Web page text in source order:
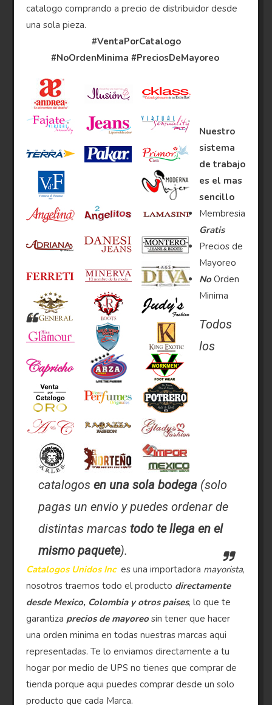
catalogo comprando a precio de distribuidor desde
una sola pieza.
#VentaPorCatalogo
#NoOrdenMinima #PreciosDeMayoreo
Nuestro
sistema
de trabajo
es el mas
sencillo
Membresia
Gratis
Precios de
Mayoreo
No Orden
Minima
Todos
los
catalogosen una sola bodega (solo
pagas un envio y puedes ordenar de
distintas marcas todo te llega en el
mismo paquete).
Catalogos Unidos Inc es una importadora mayorista,
nosotros traemos todo el producto directamente
desde Mexico, Colombia y otros paises, lo que te
garantizaprecios de mayoreo sin tener que hacer
una orden minima en todas nuestras marcas aqui
representadas. Te lo enviamos directamente a tu
hogar por medio de UPS no tienes que comprar de
tienda porque aqui puedes comprar desde un solo
producto que cada Marca.